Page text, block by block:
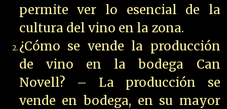
permite ver lo esencial de la
cultura del vino en la zona.
¿Cómo se vende la producción
de vino en la bodega Can
Novell? – La producción se
vende en bodega, en su mayor